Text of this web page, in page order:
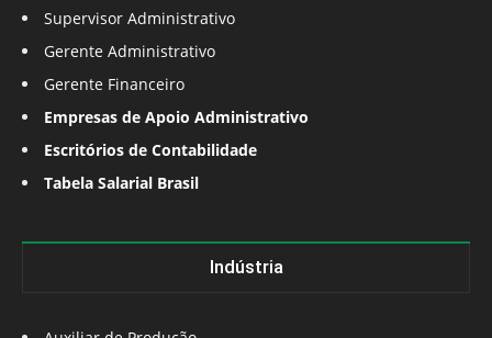
Supervisor Administrativo
Gerente Administrativo
Gerente Financeiro
Empresas de Apoio Administrativo
Escritórios de Contabilidade
Tabela Salarial Brasil
Indústria